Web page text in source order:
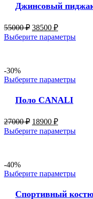
Джинсовый
55000₽ 38500 ₽
Выберите параметры
-30%
Выберите параметры
Поло CANALI
27000₽ 18900 ₽
Выберите параметры
-40%
Выберите параметры
Спортивный